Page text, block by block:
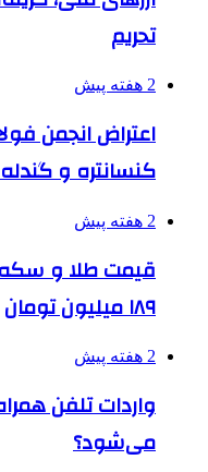
تحریم
2 هفته پیش
اعتراض انجمن
کنسانتره و
2 هفته پیش
قیمت طلا و سکه
۱۸۹ میلیون تومان
2 هفته پیش
واردات تلفن
می‌شود؟